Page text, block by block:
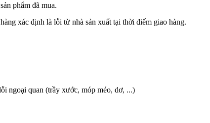
phẩm đã mua.
xác định là lỗi từ nhà sản xuất tại thời điểm giao hàng.
ngoại quan (trầy xước, móp méo, dơ, ...)